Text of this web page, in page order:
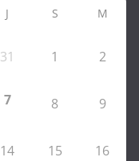
J S M
31 1 2
7 8 9
14 15 16